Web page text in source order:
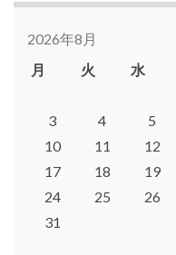
2026年8月
月
火 水
3
4 5
10
11 12
17
18 19
24
25 26
31